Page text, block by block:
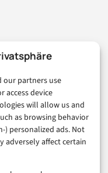
our partners use
access device
will allow us and
as browsing behavior
) personalized ads. Not
adversely affect certain